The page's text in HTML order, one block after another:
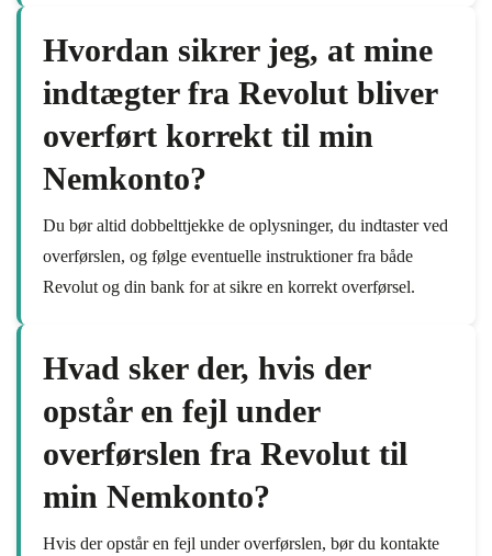
Hvordan sikrer jeg, at mine
indtægter fra Revolut bliver
overført korrekt til min
Nemkonto?
Du bør altid dobbelttjekke de oplysninger, du indtaster ved
overførslen, og følge eventuelle instruktioner fra både
Revolut og din bank for at sikre en korrekt overførsel.
Hvad sker der, hvis der
opstår en fejl under
overførslen fra Revolut til
min Nemkonto?
Hvis der opstår en fejl under overførslen, bør du kontakte